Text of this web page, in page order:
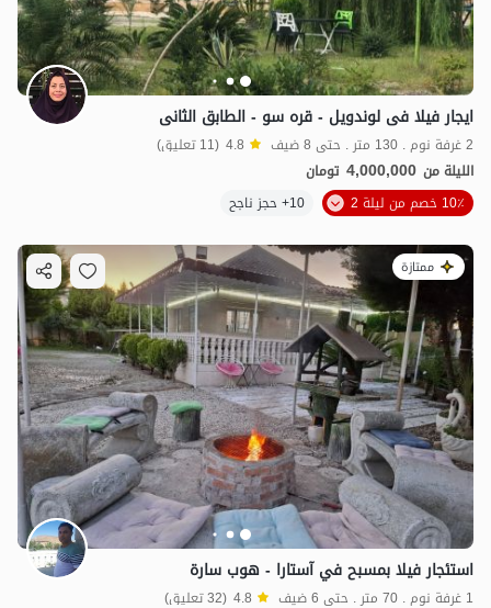
ایجار فیلا فی لوندویل - قره سو - الطابق الثانی
2 غرفة نوم . 130 متر . حتى 8 ضيف 4.8 (11 تعليق)
الليلة من 4,000,000 تومان
10٪ خصم من ليلة 2
10+ حجز ناجح
ممتازة
استئجار فيلا بمسبح في آستارا - هوب سارة
1 غرفة نوم . 70 متر . حتى 6 ضيف 4.8 (32 تعليق)